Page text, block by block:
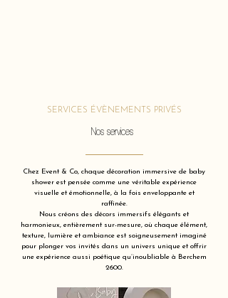
SERVICES ÉVÈNEMENTS PRIVÉS
Nos services
Chez Event & Co, chaque décoration immersive de baby
shower est pensée comme une véritable expérience
visuelle et émotionnelle, à la fois enveloppante et
raffinée.
Nous créons des décors immersifs élégants et
harmonieux, entièrement sur-mesure, où chaque élément,
texture, lumière et ambiance est soigneusement imaginé
pour plonger vos invités dans un univers unique et offrir
une expérience aussi poétique qu’inoubliable à Berchem
2600.